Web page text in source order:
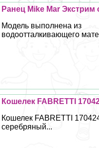
Ранец Mike Mar
Модель выполнена из
водоотталкивающего
Кошелек FABRETTI
Кошелек FABRETTI
серебряный...